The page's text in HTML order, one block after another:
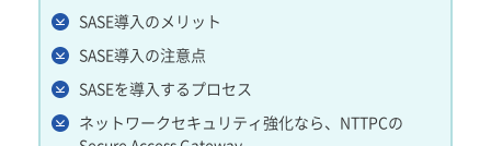
SASE導入のメリット
SASE導入の注意点
SASEを導入するプロセス
ネットワークセキュリティ強化なら、NTTPCの